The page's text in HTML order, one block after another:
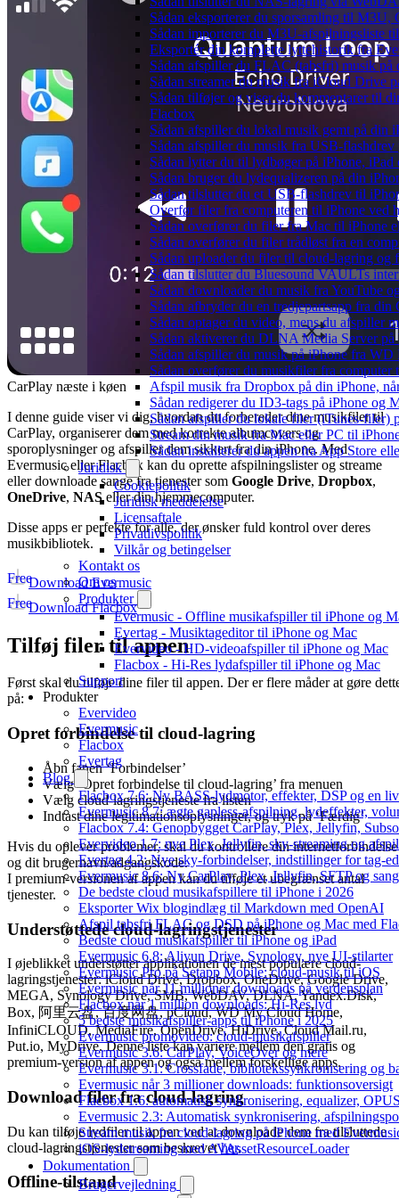
Sådan eksporterer du sporsamling til
Sådan importerer du M3U-afspilningsliste
Eksportér din komplette lyttehistorik fra
Sådan afspiller du FLAC (tabsfri) musik på
Sådan streamer du musik fra iCloud Drive
Sådan tilføjer og viser du kommentarer til
Flacbox
Sådan afspiller du lokal musik gemt på din
Sådan afspiller du musik fra USB-
Sådan lytter du til lydbøger på iPhone,
Sådan bruger du lydequalizeren på din
Sådan tilslutter du et USB-flashdrev til
Overfør filer fra computeren til iPhone
Sådan overfører du filer fra Mac til iPhone
Sådan overfører du filer trådløst fra en
Sådan uploader du filer til cloud-lagring
Sådan tilslutter du Bluesound VAULTs
Sådan downloader du musik fra YouTube
Sådan afbryder du en tredjepartsapp fra din
Sådan optager du video, mens du afspiller
Sådan aktiverer du DLNA Media Server
Sådan afspiller du musik på iPhone fra
Sådan overfører du musikfiler fra
Afspil musik fra Dropbox på din iPhone,
Sådan redigerer du ID3-tags på iPhone og
Sådan afspiller du lokale filer (iTunes-filer)
Stream din musik fra Mac eller PC til
Sådan installerer du appen fra App Store
Juridisk
Cookiepolitik
Juridisk meddelelse
Licensaftale
Privatlivspolitik
Vilkår og betingelser
Kontakt os
Om os
Produkter
Evermusic - Offline musikafspiller til iPhone og
Evertag - Musiktageditor til iPhone og Mac
Evervideo - HD-videoafspiller til iPhone og Mac
Flacbox - Hi-Res lydafspiller til iPhone og Mac
Support
Produkter
Evervideo
Evermusic
Flacbox
Evertag
Blog
Flacbox 7.6: Ny BASS-lydmotor, effekter, DSP og en
Evermusic 8.7: ægte gapless-afspilning, lydeffekter,
Flacbox 7.4: Genopbygget CarPlay, Plex, Jellyfin,
Evervideo 1.7: nye Plex, Jellyfin, sky-streaming og
Evertag 4.2: Nye sky-forbindelser, indstillinger for tag-
Evermusic 8.6: Ny CarPlay, Plex, Jellyfin, SFTP og
De bedste cloud musikafspillere til iPhone i 2026
Eksporter Wix blogindlæg til Markdown med OpenAI
Afspil tabsfri FLAC og DSD på iPhone og Mac med
Bedste cloud musikafspiller til iPhone og iPad
Evermusic 6.8: Aliyun Drive, Synology, nye UI-stilarter
Evermusic Pro på Setapp Mobile: cloud-musik til iOS
Evermusic når 11 millioner downloads på verdensplan
Flacbox når 1 million downloads: Hi-Res lyd
5 bedste musikafspiller-apps til iPhone i 2025
Evermusic promovideo: cloud-musikafspiller
Evermusic 3.6: CarPlay, VoiceOver og mere
Evermusic 3.1: Crossfade, bibliotekssynkronisering og
Evermusic når 3 millioner downloads: funktionsoversigt
Flacbox 1.6: automatisk synkronisering, equalizer,
Evermusic 2.3: Automatisk synkronisering,
Stream musik fra cloud-lagring på iPhone med
iOS-lydstreaming med AVAssetResourceLoader
Dokumentation
Brugervejledning
CarPlay næste i køen
I denne guide viser vi dig, hvordan du forbereder dine musikfiler til
CarPlay, organiserer dem med korrekte albumcovers og
sporoplysninger og afspiller dem sikkert fra din iPhone. Med
Evermusic eller Flacbox kan du oprette afspilningslister og streame
eller downloade sange fra tjenester som Google Drive, Dropbox,
OneDrive, NASeller din hjemmecomputer.
Disse apps er perfekte for alle, der ønsker fuld kontrol over deres
musikbibliotek.
Download Evermusic
Free
Download Flacbox
Free
Tilføj filer til appen
Først skal du tilføje dine filer til appen. Der er flere måder at gøre
på:
Opret forbindelse til cloud-lagring
Åbn fanen ‘Forbindelser’
Vælg ‘Opret forbindelse til cloud-lagring’ fra menuen
Vælg cloud-lagringstjeneste fra listen
Indtast dine legitimationsoplysninger, og tryk på ‘Færdig’
Hvis du oplever problemer, skal du kontrollere din internetforbindelse
og dit brugernavn/adgangskode.
I premium-versionen af appen kan du tilføje et ubegrænset antal
tjenester.
Understøttede cloud-lagringstjenester
I øjeblikket understøtter applikationen de mest populære cloud-
lagringstjenester: iCloud Drive, Dropbox, OneDrive, Google Drive,
MEGA, Synology Drive, SMB, WebDAV, DLNA, Yandex.Disk,
Box, 阿里云盘, 百度网盘, pCloud, WD My Cloud Home,
InfiniCLOUD, MediaFire, OpenDrive, HiDrive, Cloud Mail.ru,
Put.io, MyDrive. Denne liste kan variere mellem den gratis og
premium-version af appen og også mellem forskellige apps.
Download filer fra cloud-lagring
Du kan tilføje lydfiler til appen ved at downloade dem fra tilsluttede
cloud-lagringstjenester som beskrevether.
Offline-tilstand